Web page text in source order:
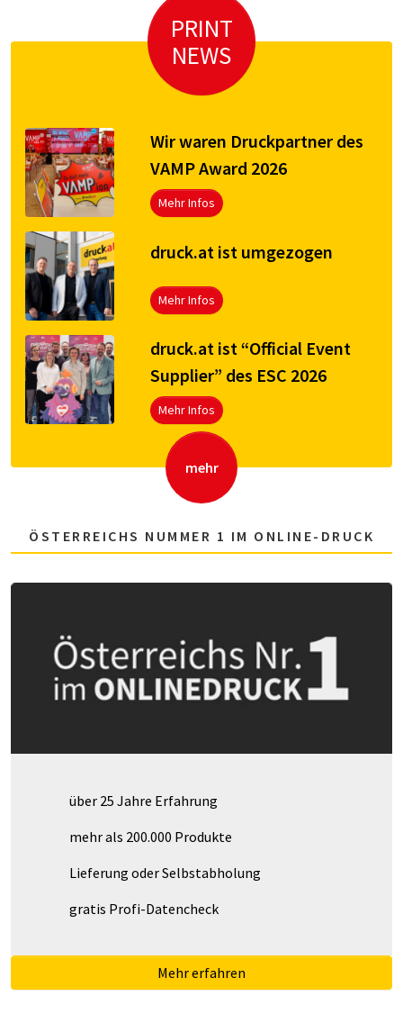
PRINT
NEWS
Wir waren Druckpartner des
VAMP Award 2026
Mehr Infos
druck.at ist umgezogen
Mehr Infos
druck.at ist “Official Event
Supplier” des ESC 2026
Mehr Infos
mehr
ÖSTERREICHS NUMMER 1 IM ONLINE-DRUCK
über 25 Jahre Erfahrung
mehr als 200.000 Produkte
Lieferung oder Selbstabholung
gratis Profi-Datencheck
Mehr erfahren